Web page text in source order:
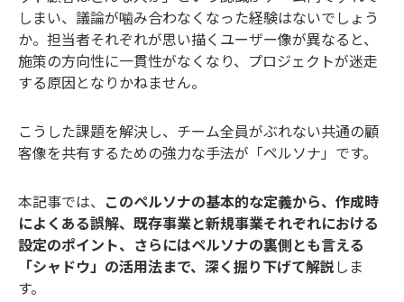
しまい、議論が噛み合わなくなった経験はないでしょう
か。担当者それぞれが思い描くユーザー像が異なると、
施策の方向性に一貫性がなくなり、プロジェクトが迷走
する原因となりかねません。
こうした課題を解決し、チーム全員がぶれない共通の顧
客像を共有するための強力な手法が「ペルソナ」です。
本記事では、 このペルソナの基本的な定義から、作成時
によくある誤解、既存事業と新規事業それぞれにおける
設定のポイント、さらにはペルソナの裏側とも言える
「シャドウ」の活用法まで、深く掘り下げて解説しま
す。